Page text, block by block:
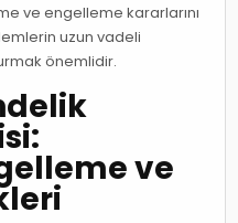
ve engelleme kararlarını
uzun vadeli
önemlidir.
ve